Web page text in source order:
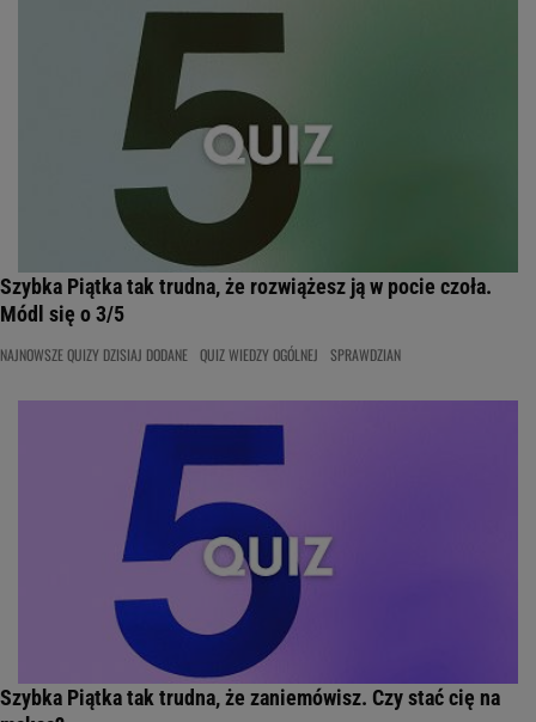
Szybka Piątka tak trudna, że rozwiążesz ją w pocie czoła.
Módl się o 3/5
NAJNOWSZE QUIZY DZISIAJ DODANE QUIZ WIEDZY OGÓLNEJ SPRAWDZIAN
Szybka Piątka tak trudna, że zaniemówisz. Czy stać cię na